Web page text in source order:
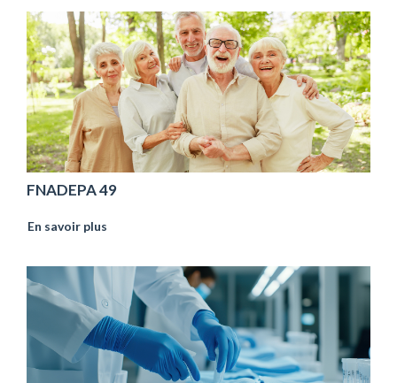
FNADEPA 49
En savoir plus